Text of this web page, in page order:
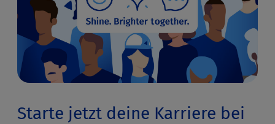
Starte jetzt deine Karriere bei